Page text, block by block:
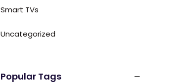
Smart TVs
Uncategorized
Popular Tags